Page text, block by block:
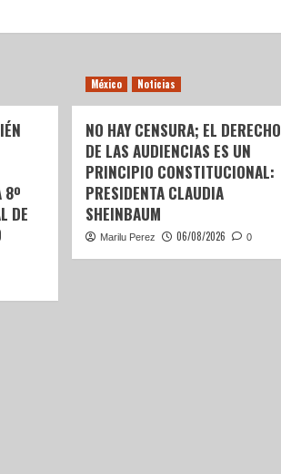
8º
DE
México Noticias
NO HAY CENSURA; EL DERECHO
DE LAS AUDIENCIAS ES UN
PRINCIPIO CONSTITUCIONAL:
PRESIDENTA CLAUDIA
SHEINBAUM
Marilu Perez 06/08/2026 0